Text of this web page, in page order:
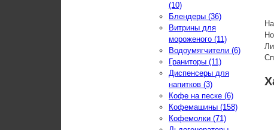
(10)
Блендеры (36)
Витрины для
мороженого (11)
Водоумягчители (6)
Граниторы (11)
Диспенсеры для
напитков (3)
Кофе на песке (6)
Кофемашины (158)
Кофемолки (71)